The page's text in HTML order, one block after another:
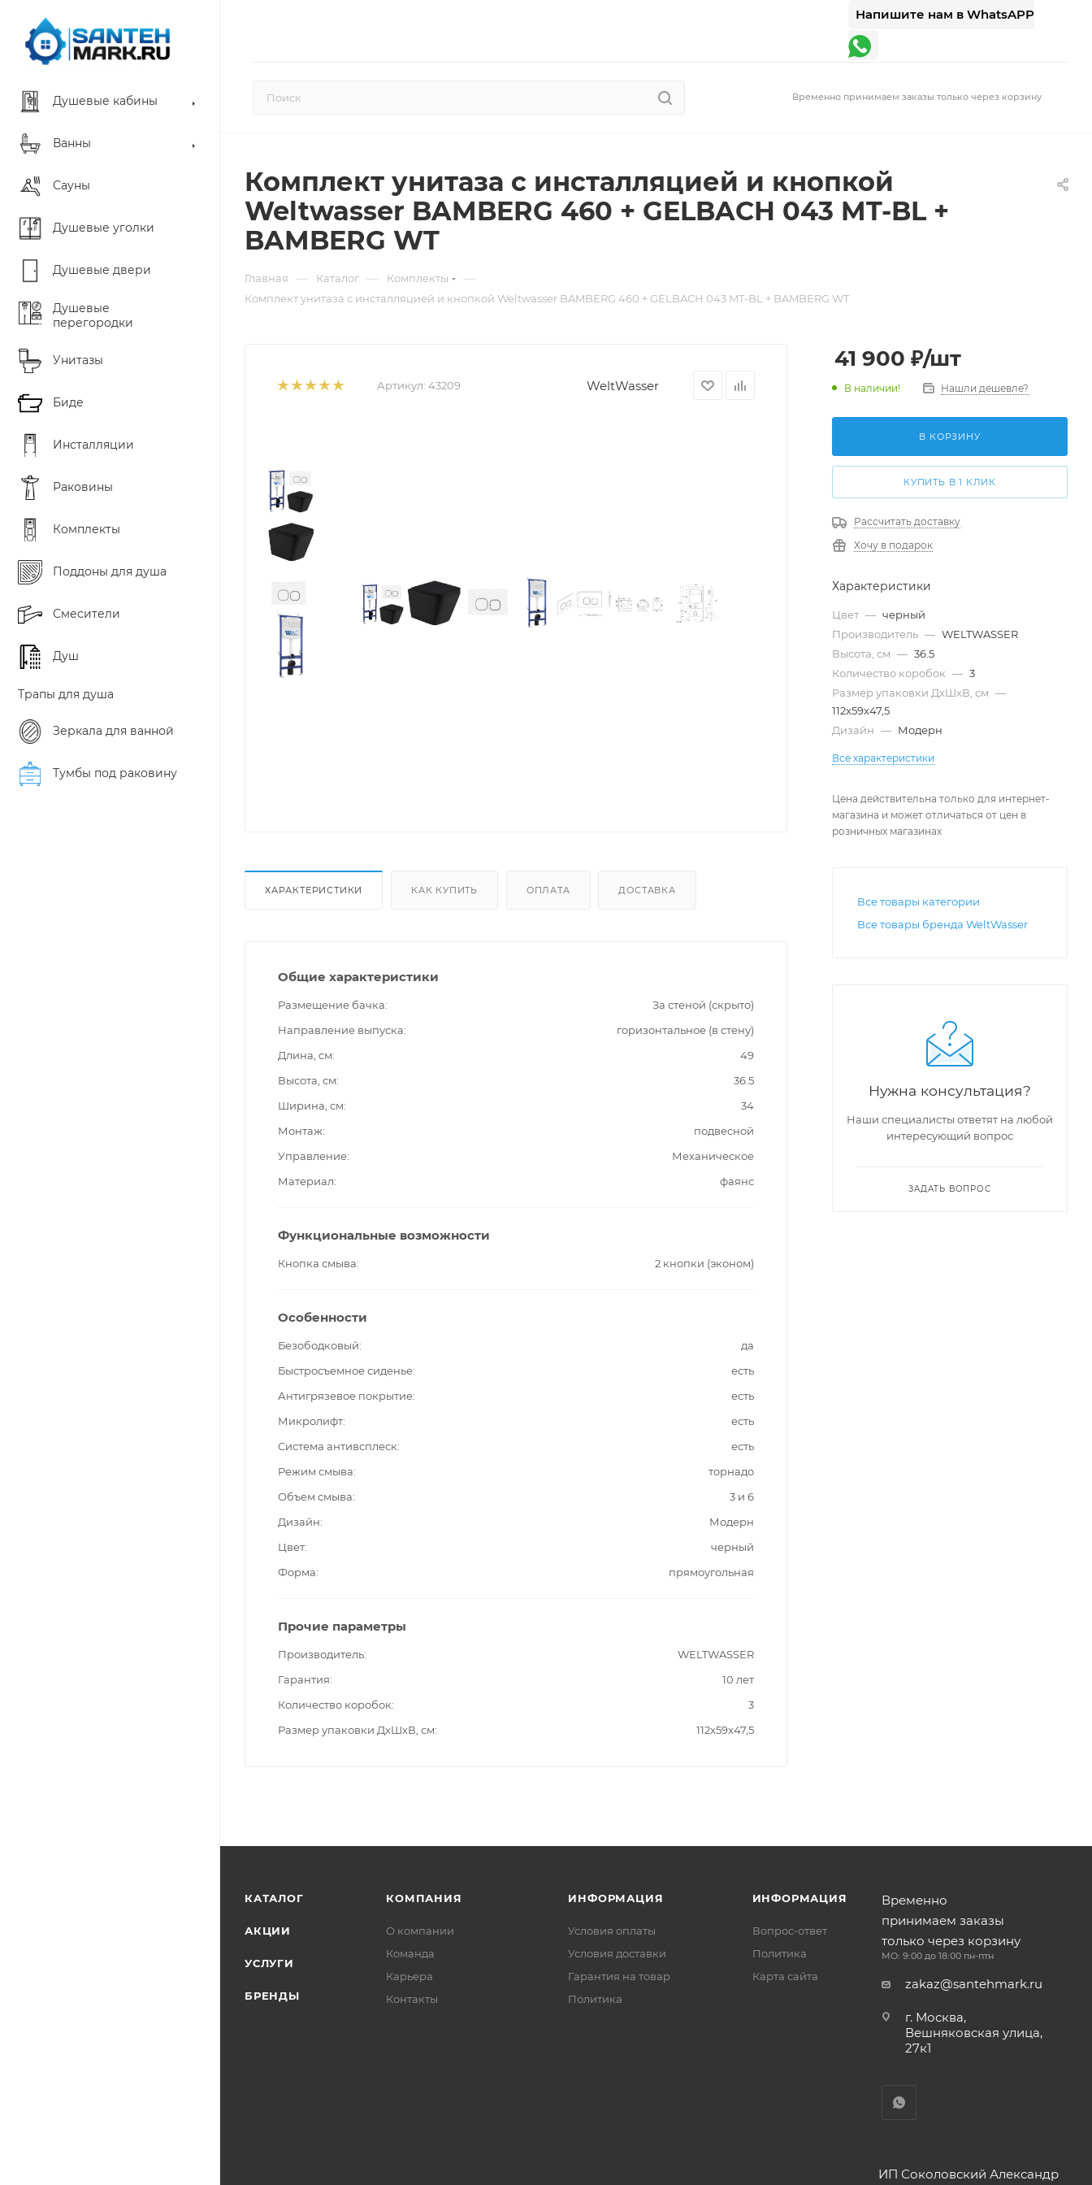
Напишите нам в WhatsAPP
Временно принимаем заказы только через корзину
Душевые кабины
Ванны
Сауны
Душевые уголки
Душевые двери
Душевые
перегородки
Унитазы
Биде
Инсталляции
Раковины
Комплекты
Поддоны для душа
Смесители
Душ
Трапы для душа
Зеркала для ванной
Тумбы под раковину
Комплект унитаза с инсталляцией и кнопкой
Weltwasser BAMBERG 460 + GELBACH 043 MT-BL +
BAMBERG WT
Главная — Каталог — Комплекты —
Комплект унитаза с инсталляцией и кнопкой Weltwasser BAMBERG 460 + GELBACH 043 MT-BL + BAMBERG WT
Артикул: 43209 WeltWasser
ХАРАКТЕРИСТИКИ КАК КУПИТЬ ОПЛАТА ДОСТАВКА
Общие характеристики
Размещение бачка
За стеной (скрыто)
Направление выпуска
горизонтальное (в стену)
Длина, см
49
Высота, см
36.5
Ширина, см
34
Монтаж
подвесной
Управление
Механическое
Материал
фаянс
Функциональные возможности
Кнопка смыва 2 кнопки (эконом)
Особенности
Безободковый
да
Быстросъемное сиденье
есть
Антигрязевое покрытие
есть
Микролифт
есть
Система антивсплеск
есть
Режим смыва
торнадо
Объем смыва
3 и 6
Дизайн
Модерн
Цвет
черный
Форма
прямоугольная
Прочие параметры
Производитель
WELTWASSER
Гарантия
10 лет
Количество коробок
3
Размер упаковки ДxШxВ, см
112x59x47,5
41 900 ₽/шт
В наличии! Нашли дешевле?
В КОРЗИНУ
КУПИТЬ В 1 КЛИК
Рассчитать доставку
Хочу в подарок
Характеристики
Цвет — черный
Производитель — WELTWASSER
Высота, см — 36.5
Количество коробок — 3
Размер упаковки ДxШxВ, см —
112x59x47,5
Дизайн — Модерн
Все характеристики
Цена действительна только для интернет-
магазина и может отличаться от цен в
розничных магазинах
Все товары категории
Все товары бренда WeltWasser
Нужна консультация?
Наши специалисты ответят на любой
интересующий вопрос
ЗАДАТЬ ВОПРОС
КАТАЛОГ
АКЦИИ
УСЛУГИ
БРЕНДЫ
КОМПАНИЯ
О компании
Команда
Карьера
Контакты
ИНФОРМАЦИЯ
Условия оплаты
Условия доставки
Гарантия на товар
Политика
ИНФОРМАЦИЯ
Вопрос-ответ
Политика
Карта сайта
Временно
принимаем заказы
только через корзину
МО: 9:00 до 18:00 пн-птн
zakaz@santehmark.ru
г. Москва,
Вешняковская улица,
27к1
ИП Соколовский Александр